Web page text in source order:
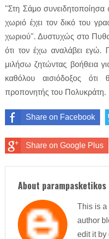
"Στη Σάμο συνειδητοποίησα
χωριό έχει τον δικό του
χωριού". Δυστυχώς στο
ότι τον έχω αναλάβει εγώ.
μιλήσω ζητώντας βοήθεια
καθόλου αισιόδοξος
προπονητής του Πολυκράτη.
Share on Facebook
Share on Google Plus
About parampasketikos
This is a
author
edit it by